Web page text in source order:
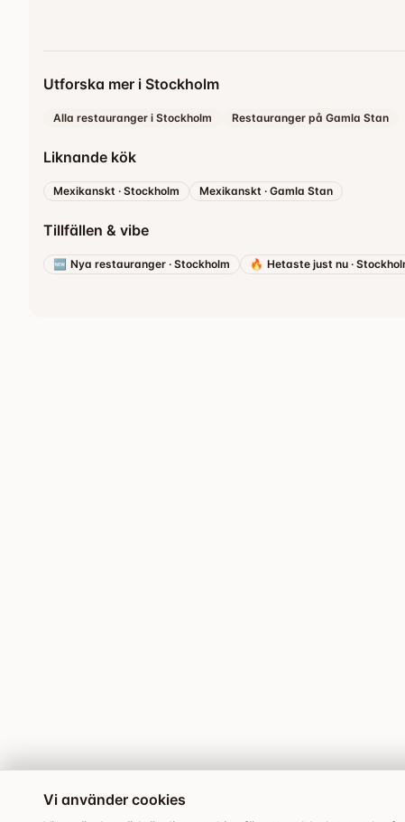
Utforska mer i Stockholm
Alla restauranger i Stockholm Restauranger på Gamla Stan
Liknande kök
Mexikanskt · Stockholm Mexikanskt · Gamla Stan
Tillfällen & vibe
🆕 Nya restauranger · Stockholm 🔥 Hetaste just nu ·
Vi använder cookies